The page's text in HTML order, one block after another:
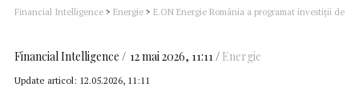
Financial Intelligence > Energie > E.ON Energie România a programat investiţii de
Financial Intelligence 12 mai 2026, 11:11 Energie
Update articol: 12.05.2026, 11:11